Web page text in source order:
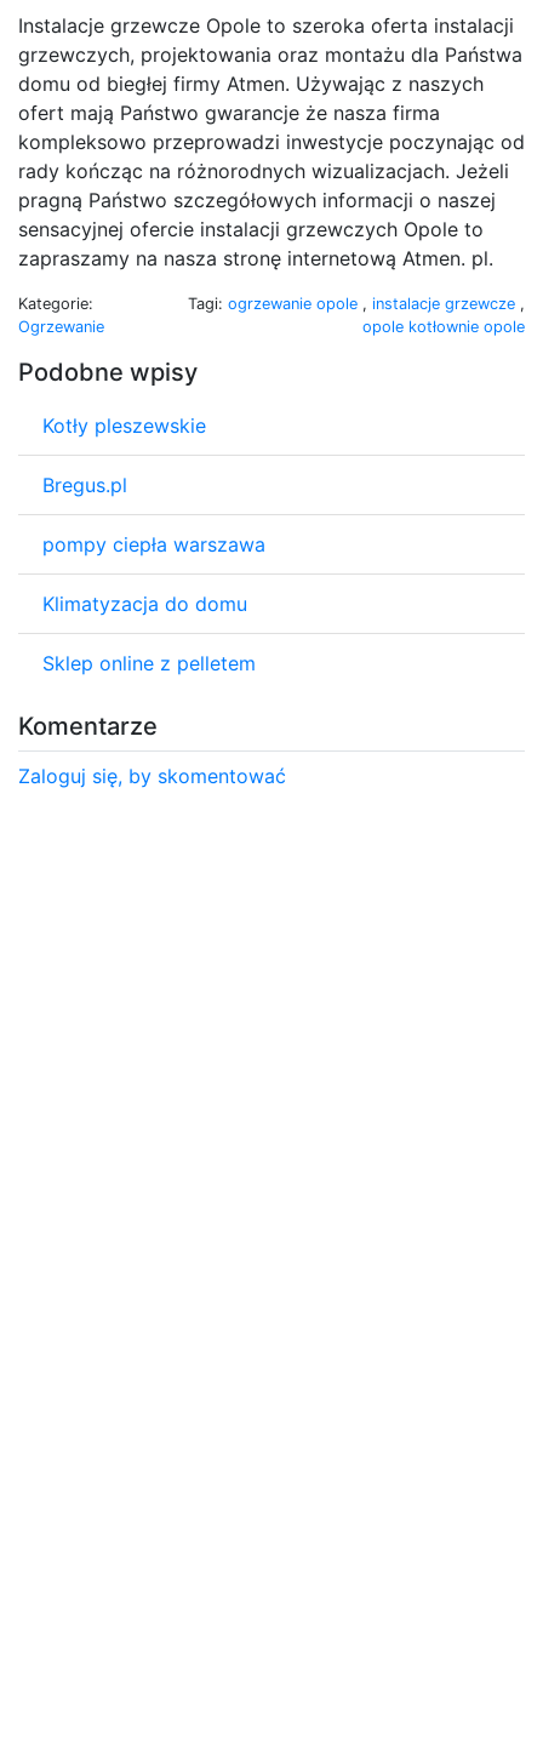
Instalacje grzewcze Opole to szeroka oferta instalacji
grzewczych, projektowania oraz montażu dla Państwa
domu od biegłej firmy Atmen. Używając z naszych
ofert mają Państwo gwarancje że nasza firma
kompleksowo przeprowadzi inwestycje poczynając od
rady kończąc na różnorodnych wizualizacjach. Jeżeli
pragną Państwo szczegółowych informacji o naszej
sensacyjnej ofercie instalacji grzewczych Opole to
zapraszamy na nasza stronę internetową Atmen. pl.
Kategorie:
Ogrzewanie
Tagi: ogrzewanie opole , instalacje grzewcze ,
opole kotłownie opole
Podobne wpisy
Kotły pleszewskie
Bregus.pl
pompy ciepła warszawa
Klimatyzacja do domu
Sklep online z pelletem
Komentarze
Zaloguj się, by skomentować